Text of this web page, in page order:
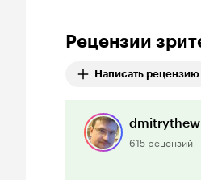
Рецензии
Написать рецензию
615 рецензий